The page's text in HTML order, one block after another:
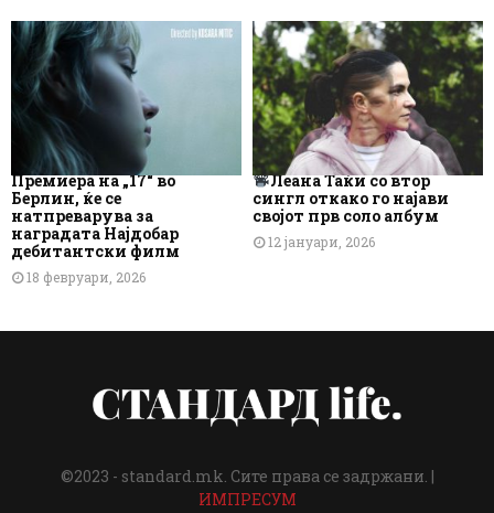
Премиера на „17“ во
Берлин, ќе се
натпреварува за
наградата Најдобар
дебитантски филм
18 февруари, 2026
Леана Таќи со втор
сингл откако го најави
својот прв соло албум
12 јануари, 2026
©2023 - standard.mk. Сите права се задржани. |
ИМПРЕСУМ